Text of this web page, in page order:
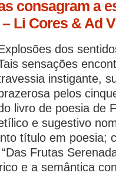
consagram a
Li Cores & Ad
dos
sensações
instigante,
pelos
livro de poesia de
e sugestivo
título em poesia;
Frutas
e a semântica